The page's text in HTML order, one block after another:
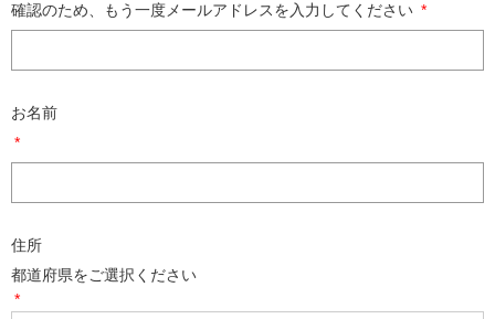
確認のため、もう一度メールアドレスを入力してください *
お名前
*
住所
都道府県をご選択ください
*